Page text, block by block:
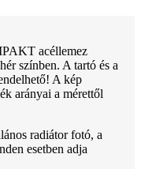
acéllemez
színben. A tartó és a
A kép
arányai a mérettől
radiátor fotó, a
esetben adja